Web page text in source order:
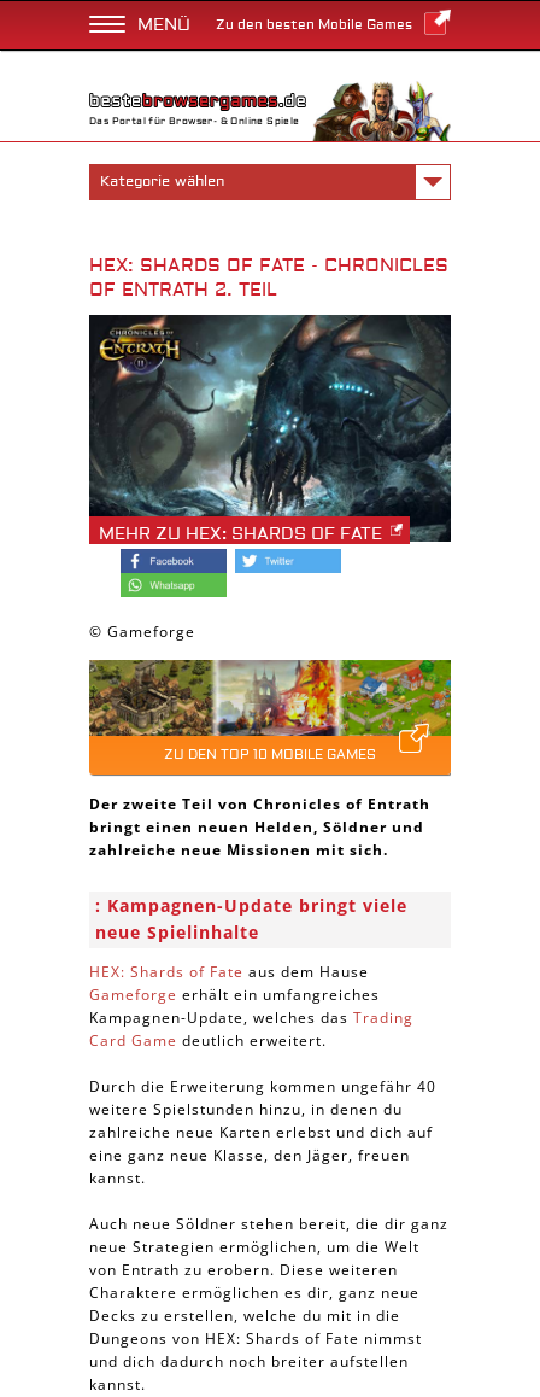
MENÜ Zu den besten Mobile Games
Das Portal für Browser- & Online Spiele
Kategorie wählen
HEX: SHARDS OF FATE - CHRONICLES
OF ENTRATH 2. TEIL
MEHR ZU HEX: SHARDS OF FATE
© Gameforge
ZU DEN TOP 10 MOBILE GAMES
Der zweite Teil von Chronicles of Entrath
bringt einen neuen Helden, Söldner und
zahlreiche neue Missionen mit sich.
Kampagnen-Update bringt viele
neue Spielinhalte
HEX: Shards of Fate aus dem Hause
Gameforge erhält ein umfangreiches
Kampagnen-Update, welches das Trading
Card Game deutlich erweitert.
Durch die Erweiterung kommen ungefähr 40
weitere Spielstunden hinzu, in denen du
zahlreiche neue Karten erlebst und dich auf
eine ganz neue Klasse, den Jäger, freuen
kannst.
Auch neue Söldner stehen bereit, die dir ganz
neue Strategien ermöglichen, um die Welt
von Entrath zu erobern. Diese weiteren
Charaktere ermöglichen es dir, ganz neue
Decks zu erstellen, welche du mit in die
Dungeons von HEX: Shards of Fate nimmst
und dich dadurch noch breiter aufstellen
kannst.